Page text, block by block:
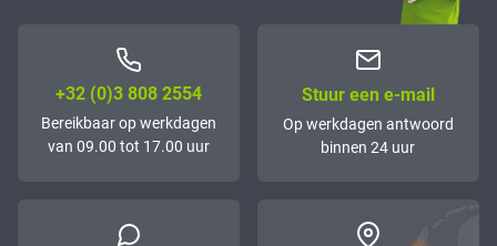
+32 (0)3 808 2554
Bereikbaar op werkdagen
van 09.00 tot 17.00 uur
Stuur een e-mail
Op werkdagen antwoord
binnen 24 uur